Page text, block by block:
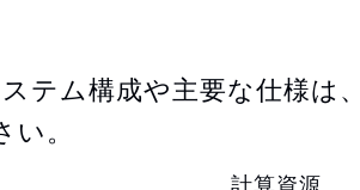
テム構成や主要な仕様は
い。
計算資源